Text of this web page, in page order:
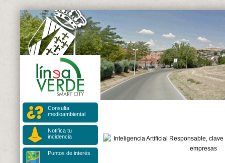
Consulta
medioambiental
Notifica tu
incidencia
Puntos de interés